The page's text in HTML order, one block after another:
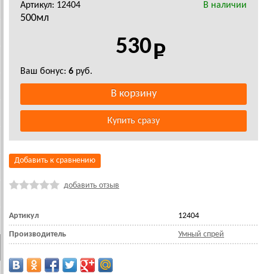
Артикул: 12404 В наличии
500мл
530
Ваш бонус: 6 руб.
Добавить к сравнению
добавить отзыв
Артикул 12404
Производитель Умный спрей